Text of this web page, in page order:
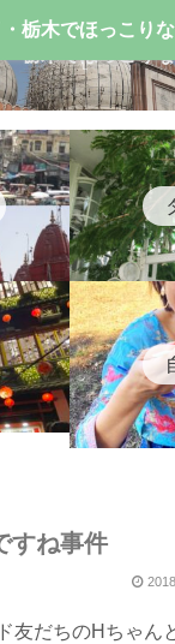
すね事件
友だちのHちゃん
栃木でほっこり